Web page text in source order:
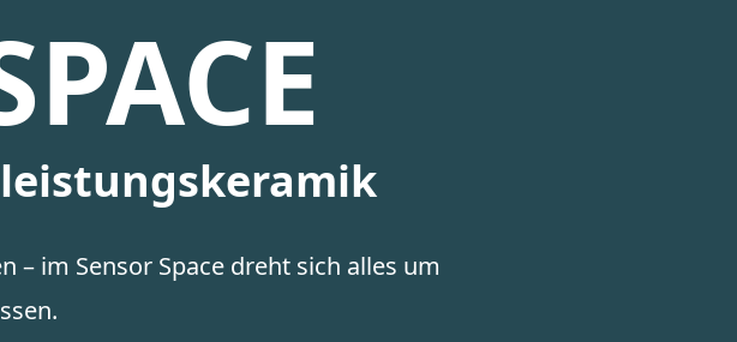
im Sensor Space dreht sich alles um